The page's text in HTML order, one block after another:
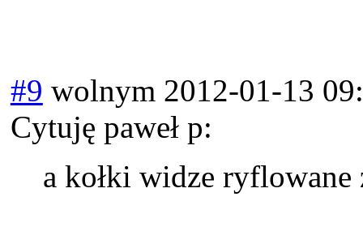
#9 wolnym 2012-01-13
Cytuję paweł p:
a kołki widze ryflowane